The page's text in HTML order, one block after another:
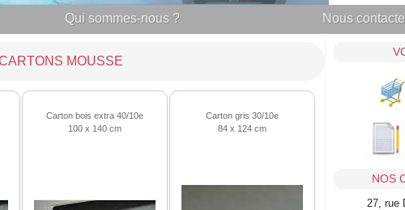
Qui sommes-nous ? Nous
MOUSSE
Carton bois extra 40/10e
100 x 140 cm
Carton gris 30/10e
84 x 124 cm
NOS
27, rue